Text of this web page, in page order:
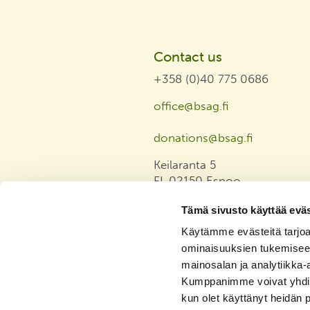
Tämä sivusto käyttää
Käytämme evästeitä
ominaisuuksien
mainosalan ja
Kumppanimme voivat
kun olet käyttänyt heidän
Contact us
+358 (0)40 775 0686
office@bsag.fi
donations@bsag.fi
Keilaranta 5
FI-02150 Espoo
Privacy Statement
Tasa-arvo ja yhdenvertaisuus
julkilausuma